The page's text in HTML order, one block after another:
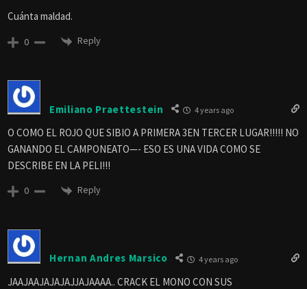
Cuánta maldad.
0 Reply
Emiliano Praettestein 4 years ago
O COMO EL ROJO QUE SIBIO A PRIMERA 3EN TERCER LUGAR!!!!! NO
GANANDO EL CAMPONEATO—- ESO ES UNA VIDA COMO SE
DESCRIBE EN LA PELI!!!
0 Reply
Hernan Andres Marsico 4 years ago
JAAJAAJAJAJAJJAJAAAA.. CRACK EL MONO CON SUS